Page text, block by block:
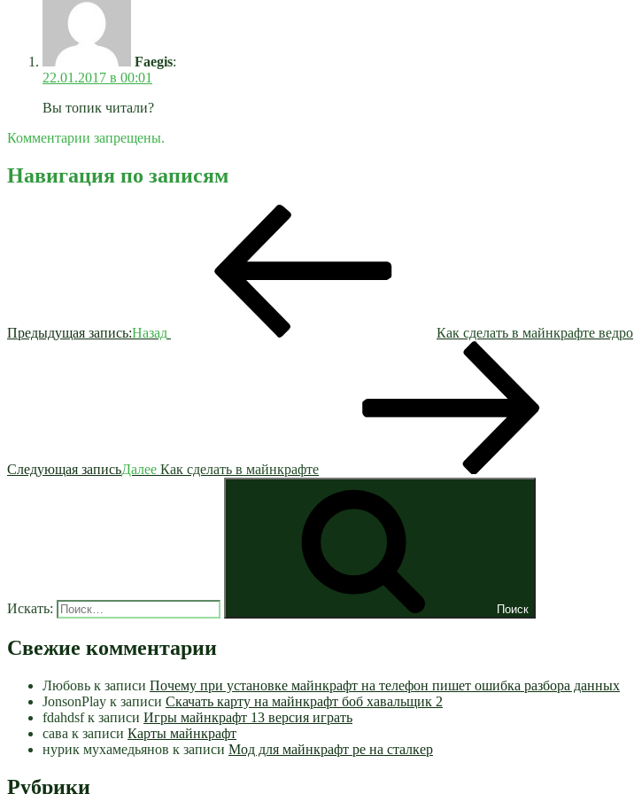
Faegis:
22.01.2017 в 00:01
Вы топик читали?
Комментарии запрещены.
Навигация по записям
Предыдущая запись:Назад Как сделать в майнкрафте ведро
Следующая записьДалее Как сделать в майнкрафте
Искать: Поиск
Свежие комментарии
Любовь к записи Почему при установке майнкрафт на телефон пишет ошибка разбора данных
JonsonPlay к записи Скачать карту на майнкрафт боб хавальщик 2
fdahdsfк записи Игры майнкрафт 13 версия играть
сава к записи Карты майнкрафт
нурик мухамедьянов к записи Мод для майнкрафт pe на сталкер
Рубрики